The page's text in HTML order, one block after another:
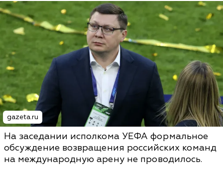
gazeta.ru
На заседании исполкома УЕФА формальное
обсуждение возвращения российских команд
на международную арену не проводилось.